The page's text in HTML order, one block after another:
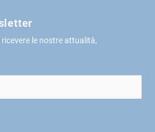
le nostre attualità,